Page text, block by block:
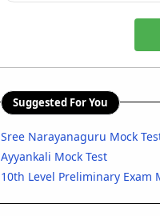
Suggested For You
Sree Narayanaguru Mock
Ayyankali Mock Test
10th Level Preliminary Exam